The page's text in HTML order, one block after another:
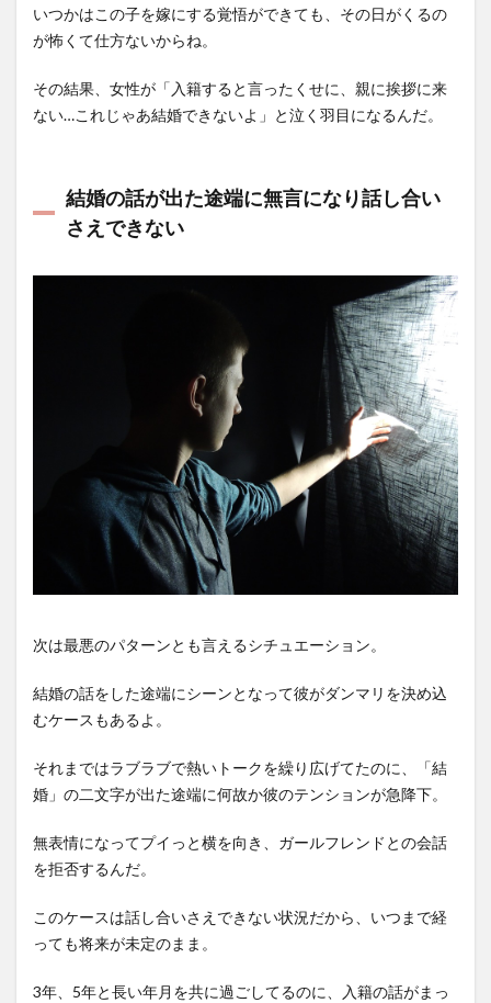
いつかはこの子を嫁にする覚悟ができても、その日がくるの
が怖くて仕方ないからね。
その結果、女性が「入籍すると言ったくせに、親に挨拶に来
ない…これじゃあ結婚できないよ」と泣く羽目になるんだ。
結婚の話が出た途端に無言になり話し合い
さえできない
次は最悪のパターンとも言えるシチュエーション。
結婚の話をした途端にシーンとなって彼がダンマリを決め込
むケースもあるよ。
それまではラブラブで熱いトークを繰り広げてたのに、「結
婚」の二文字が出た途端に何故か彼のテンションが急降下。
無表情になってプイっと横を向き、ガールフレンドとの会話
を拒否するんだ。
このケースは話し合いさえできない状況だから、いつまで経
っても将来が未定のまま。
3年、5年と長い年月を共に過ごしてるのに、入籍の話がまっ